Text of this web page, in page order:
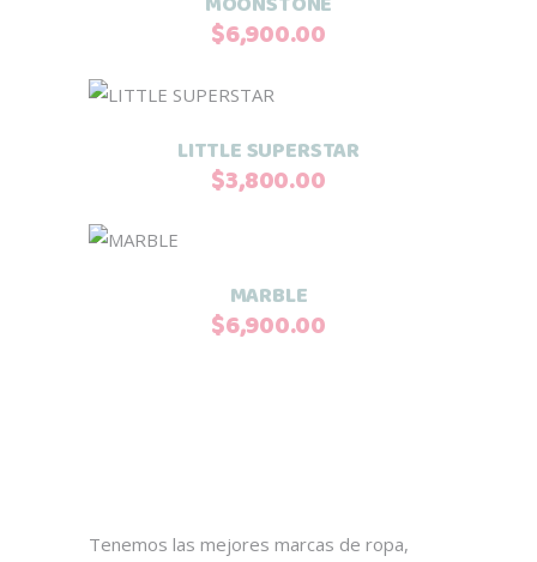
$6,900.00
LITTLE SUPERSTAR
$3,800.00
MARBLE
$6,900.00
Tenemos las mejores marcas de ropa,